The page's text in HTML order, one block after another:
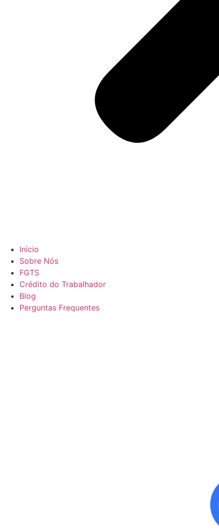
Início
Sobre Nós
FGTS
Crédito do Trabalhador
Blog
Perguntas Frequentes